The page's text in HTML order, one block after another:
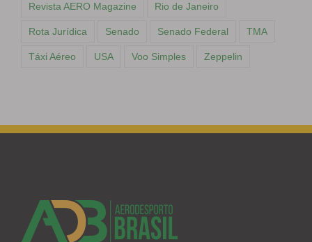
Revista AERO Magazine Rio de Janeiro
Rota Jurídica Senado Senado Federal TMA
Táxi Aéreo USA Voo Simples Zeppelin